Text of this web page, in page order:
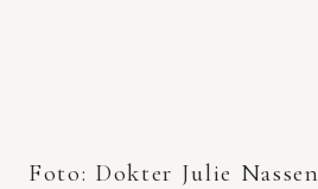
Foto: Dokter Julie Nassen